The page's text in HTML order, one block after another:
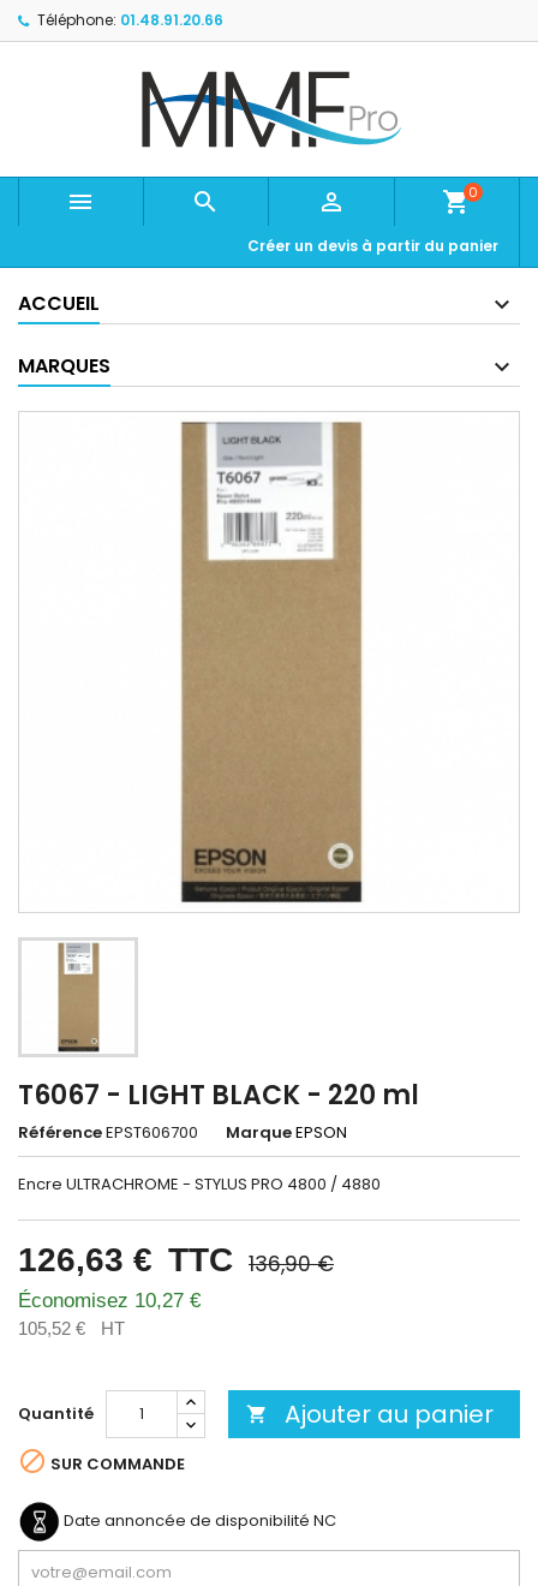
Téléphone: 01.48.91.20.66
   shopping_cart0
Créer un devis à partir du panier
ACCUEIL
MARQUES
T6067 - LIGHT BLACK - 220 ml
RéférenceEPST606700 MarqueEPSON
Encre ULTRACHROME - STYLUS PRO 4800 / 4880
126,63 € TTC 136,90 €
Économisez 10,27 €
105,52 € HT
Quantité  Ajouter au panier
 SUR COMMANDE
Date annoncée de disponibilité NC